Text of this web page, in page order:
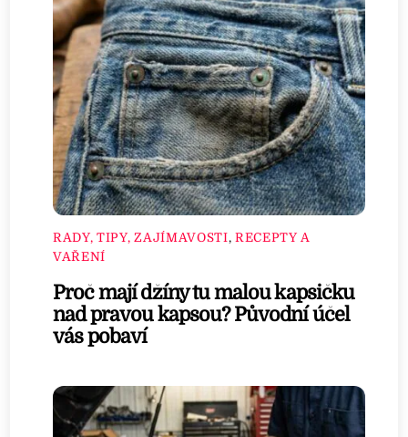
RADY, TIPY, ZAJÍMAVOSTI, RECEPTY A
VAŘENÍ
Proč mají džíny tu malou kapsičku
nad pravou kapsou? Původní účel
vás pobaví